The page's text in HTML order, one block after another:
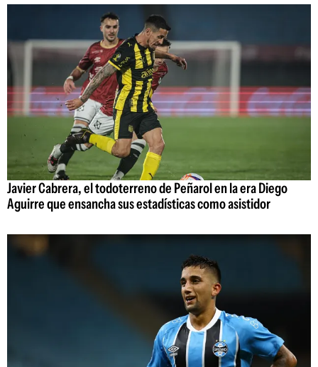
Javier Cabrera, el todoterreno de Peñarol en la era Diego
Aguirre que ensancha sus estadísticas como asistidor